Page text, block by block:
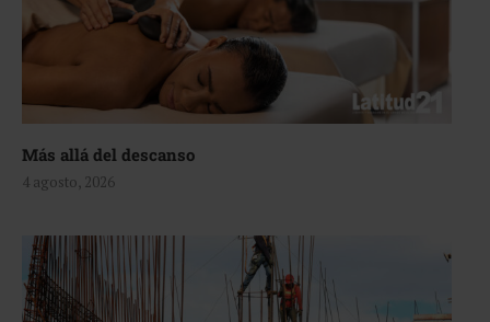
Más allá del descanso
4 agosto, 2026